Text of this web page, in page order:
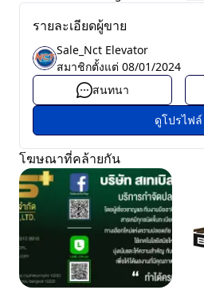
รายละเอียดผู้ขาย
Sale_Nct Elevator
สมาชิกตั้งแต่ 08/01/2024
สนทนา
ดูโปรไฟล์
โฆษณาที่คล้ายกัน